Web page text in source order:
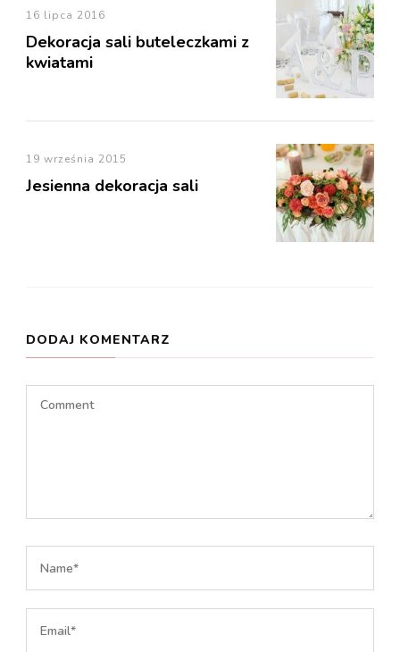
16 lipca 2016
Dekoracja sali buteleczkami z
kwiatami
19 września 2015
Jesienna dekoracja sali
DODAJ KOMENTARZ